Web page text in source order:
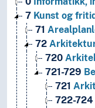
7 Kunst og fritid
71
72
720
721-729
721
722-724